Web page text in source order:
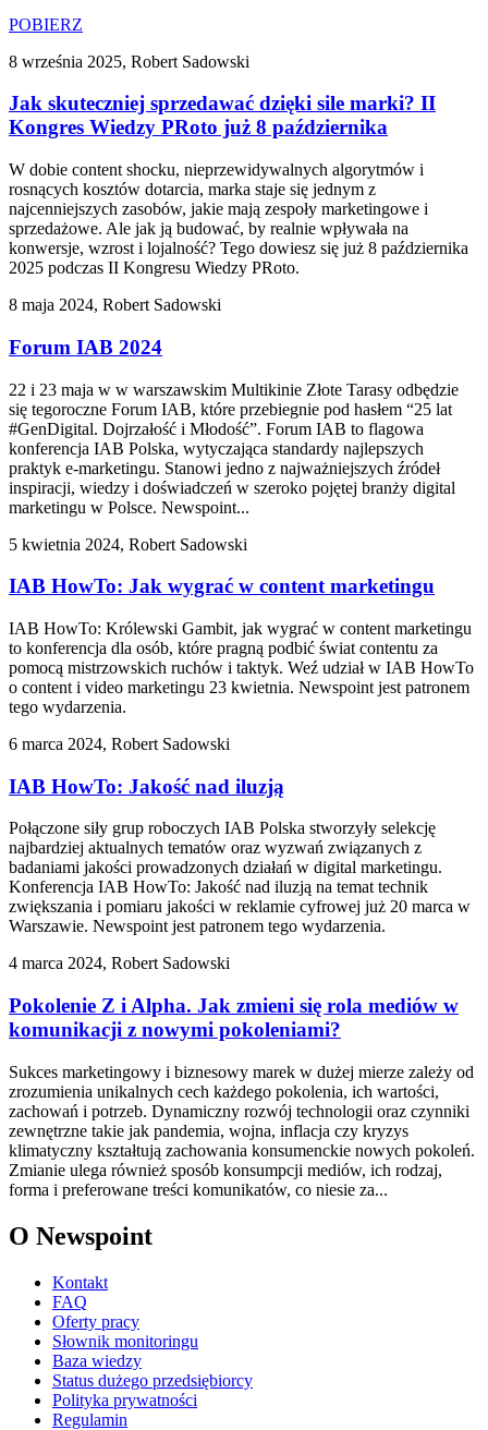
POBIERZ
8 września 2025, Robert Sadowski
Jak skuteczniej sprzedawać dzięki sile marki? II
Kongres Wiedzy PRoto już 8 października
W dobie content shocku, nieprzewidywalnych algorytmów i
rosnących kosztów dotarcia, marka staje się jednym z
najcenniejszych zasobów, jakie mają zespoły marketingowe i
sprzedażowe. Ale jak ją budować, by realnie wpływała na
konwersje, wzrost i lojalność? Tego dowiesz się już 8 października
2025 podczas II Kongresu Wiedzy PRoto.
8 maja 2024, Robert Sadowski
Forum IAB 2024
22 i 23 maja w w warszawskim Multikinie Złote Tarasy odbędzie
się tegoroczne Forum IAB, które przebiegnie pod hasłem “25 lat
#GenDigital. Dojrzałość i Młodość”. Forum IAB to flagowa
konferencja IAB Polska, wytyczająca standardy najlepszych
praktyk e-marketingu. Stanowi jedno z najważniejszych źródeł
inspiracji, wiedzy i doświadczeń w szeroko pojętej branży digital
marketingu w Polsce. Newspoint...
5 kwietnia 2024, Robert Sadowski
IAB HowTo: Jak wygrać w content marketingu
IAB HowTo: Królewski Gambit, jak wygrać w content marketingu
to konferencja dla osób, które pragną podbić świat contentu za
pomocą mistrzowskich ruchów i taktyk. Weź udział w IAB HowTo
o content i video marketingu 23 kwietnia. Newspoint jest patronem
tego wydarzenia.
6 marca 2024, Robert Sadowski
IAB HowTo: Jakość nad iluzją
Połączone siły grup roboczych IAB Polska stworzyły selekcję
najbardziej aktualnych tematów oraz wyzwań związanych z
badaniami jakości prowadzonych działań w digital marketingu.
Konferencja IAB HowTo: Jakość nad iluzją na temat technik
zwiększania i pomiaru jakości w reklamie cyfrowej już 20 marca w
Warszawie. Newspoint jest patronem tego wydarzenia.
4 marca 2024, Robert Sadowski
Pokolenie Z i Alpha. Jak zmieni się rola mediów w
komunikacji z nowymi pokoleniami?
Sukces marketingowy i biznesowy marek w dużej mierze zależy od
zrozumienia unikalnych cech każdego pokolenia, ich wartości,
zachowań i potrzeb. Dynamiczny rozwój technologii oraz czynniki
zewnętrzne takie jak pandemia, wojna, inflacja czy kryzys
klimatyczny kształtują zachowania konsumenckie nowych pokoleń.
Zmianie ulega również sposób konsumpcji mediów, ich rodzaj,
forma i preferowane treści komunikatów, co niesie za...
O Newspoint
Kontakt
FAQ
Oferty pracy
Słownik monitoringu
Baza wiedzy
Status dużego przedsiębiorcy
Polityka prywatności
Regulamin